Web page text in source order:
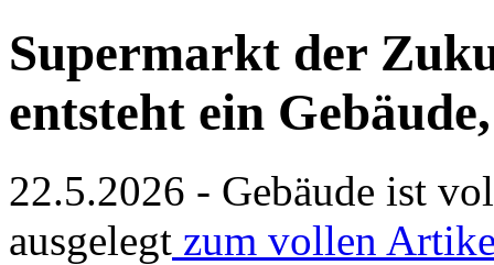
Supermarkt der
entsteht ein
22.5.2026 - Gebäude ist
ausgelegt zum vollen